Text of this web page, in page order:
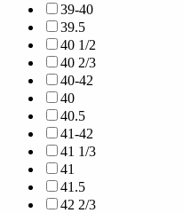
39-40
39.5
40 1/2
40 2/3
40-42
40
40.5
41-42
41 1/3
41
41.5
42 2/3